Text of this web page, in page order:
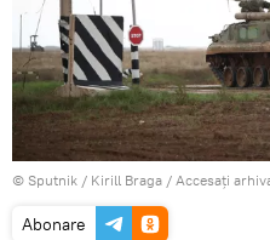
© Sputnik / Kirill Braga / Accesați
Abonare